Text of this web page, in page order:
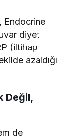
Endocrine
diyet
(iltihap
azaldığı
Değil,
de